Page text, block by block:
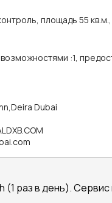
площадь 55 кв.м.,
:1,
Dubai
(1 раз в день).